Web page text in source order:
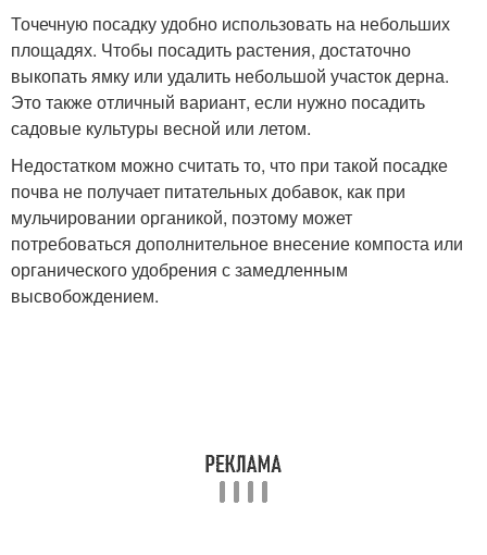
Точечную посадку удобно использовать на небольших
площадях. Чтобы посадить растения, достаточно
выкопать ямку или удалить небольшой участок дерна.
Это также отличный вариант, если нужно посадить
садовые культуры весной или летом.
Недостатком можно считать то, что при такой посадке
почва не получает питательных добавок, как при
мульчировании органикой, поэтому может
потребоваться дополнительное внесение компоста или
органического удобрения с замедленным
высвобождением.